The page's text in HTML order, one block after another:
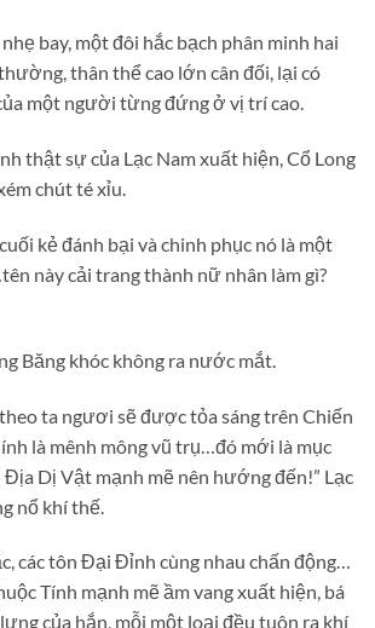
bay, một đôi hắc bạch phân minh hai
thân thể cao lớn cân đối, lại có
một người từng đứng ở vị trí cao.
thật sự của Lạc Nam xuất hiện, Cổ Long
chút té xỉu.
kẻ đánh bại và chinh phục nó là một
này cải trang thành nữ nhân làm gì?
Băng khóc không ra nước mắt.
ta ngươi sẽ được tỏa sáng trên Chiến
là mênh mông vũ trụ…đó mới là mục
Dị Vật mạnh mẽ nên hướng đến!” Lạc
nổ khí thế.
các tôn Đại Đỉnh cùng nhau chấn động…
Tính mạnh mẽ ầm vang xuất hiện, bá
của hắn, mỗi một loại đều tuôn ra khí